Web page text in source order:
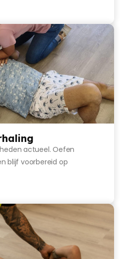
actueel. Oefen
blijf voorbereid op